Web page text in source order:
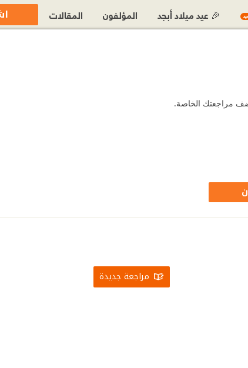
مراجعتك الخاصة.
مراجعة جديدة
🎉 عيد ميلاد أبجد المؤلفون المقالات